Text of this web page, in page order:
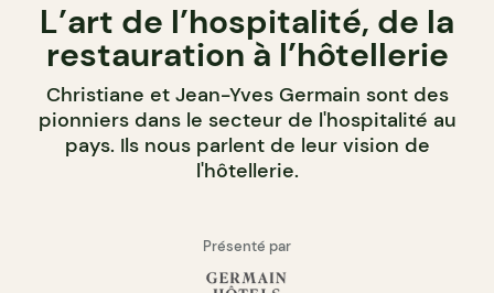
L’art de l’hospitalité, de la
restauration à l’hôtellerie
Christiane et Jean-Yves Germain sont des
pionniers dans le secteur de l'hospitalité au
pays. Ils nous parlent de leur vision de
l'hôtellerie.
Présenté par